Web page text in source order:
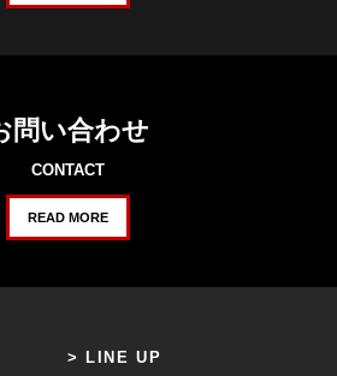
問い合わせ
CONTACT
READ MORE
LINE UP